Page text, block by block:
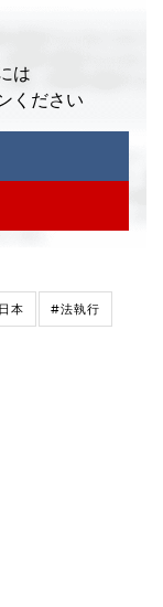
は
ください
本 #法執行